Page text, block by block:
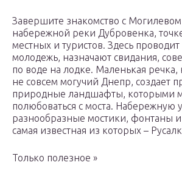
Завершите знакомство с
набережной реки Дубровенка,
местных и туристов. Здесь проводит
молодежь, назначают свидания,
по воде на лодке. Маленькая
не совсем могучий Днепр, создает
природные ландшафты, которыми
полюбоваться с моста. Набережную
разнообразные мостики, фонтаны и
самая известная из которых –
Только полезное »